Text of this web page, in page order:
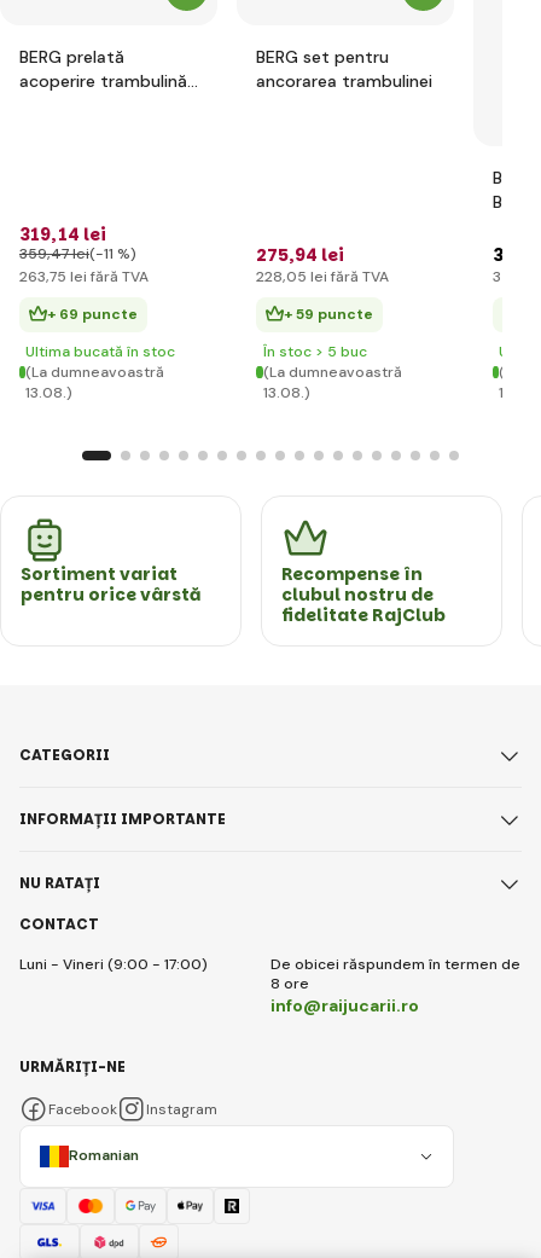
BERG prelată
acoperire trambulină
319,14 lei
359,47 lei(-11 %)
263,75 lei fără TVA
+ 69 puncte
Ultima bucată în stoc
(La dumneavoastră
13.08.)
BERG set pentru
ancorarea trambulinei
275,94 lei
228,05 lei fără TVA
+ 59 puncte
În stoc > 5 buc
(La dumneavoastră
13.08.)
BFR
3 787
3 130
(La
Sortiment variat
pentru orice vârstă
Recompense în
clubul nostru de
fidelitate RajClub
CONTACT
Luni - Vineri (9:00 - 17:00)
De obicei răspundem în termen de
8 ore
info@raijucarii.ro
CATEGORII
INFORMAȚII IMPORTANTE
NU RATAȚI
Romanian
URMĂRIȚI-NE
Facebook Instagram